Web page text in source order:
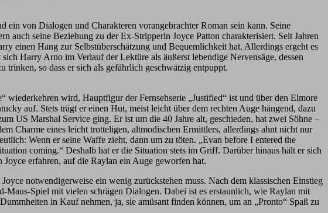
ein von Dialogen und Charakteren vorangebrachter Roman sein kann. Seine
auch seine Beziehung zu der Ex-Stripperin Joyce Patton charakterisiert. Seit Jahren
einen Hang zur Selbstüberschätzung und Bequemlichkeit hat. Allerdings ergeht es
Harry Arno im Verlauf der Lektüre als äußerst lebendige Nervensäge, dessen
so dass er sich als gefährlich geschwätzig entpuppt.
wird, Hauptfigur der Fernsehserie „Justified“ ist und über den Elmore
auf. Stets trägt er einen Hut, meist leicht über dem rechten Auge hängend, dazu
US Marshal Service ging. Er ist um die 40 Jahre alt, geschieden, hat zwei Söhne –
Charme eines leicht trotteligen, altmodischen Ermittlers, allerdings ahnt nicht nur
Wenn er seine Waffe zieht, dann um zu töten. „Evan before I entered the
coming.“ Deshalb hat er die Situation stets im Griff. Darüber hinaus hält er sich
Joyce erfahren, auf die Raylan ein Auge geworfen hat.
notwendigerweise ein wenig zurückstehen muss. Nach dem klassischen Einstieg
Spiel mit vielen schrägen Dialogen. Dabei ist es erstaunlich, wie Raylan mit
in Kauf nehmen, ja, sie amüsant finden können, um an „Pronto“ Spaß zu